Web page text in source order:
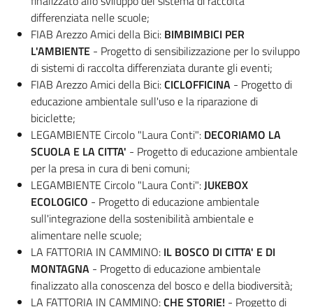
differenziata nelle scuole;
FIAB Arezzo Amici della Bici: BIMBIMBICI PER
L'AMBIENTE - Progetto di sensibilizzazione per lo sviluppo
di sistemi di raccolta differenziata durante gli eventi;
FIAB Arezzo Amici della Bici:CICLOFFICINA - Progetto di
educazione ambientale sull'uso e la riparazione di
biciclette;
LEGAMBIENTE Circolo "Laura Conti": DECORIAMO LA
SCUOLA E LA CITTA' - Progetto di educazione ambientale
per la presa in cura di beni comuni;
LEGAMBIENTE Circolo "Laura Conti":JUKEBOX
ECOLOGICO - Progetto di educazione ambientale
sull'integrazione della sostenibilità ambientale e
alimentare nelle scuole;
LA FATTORIA IN CAMMINO: IL BOSCO DI CITTA' E DI
MONTAGNA - Progetto di educazione ambientale
finalizzato alla conoscenza del bosco e della biodiversità;
LA FATTORIA IN CAMMINO:CHE STORIE! - Progetto di